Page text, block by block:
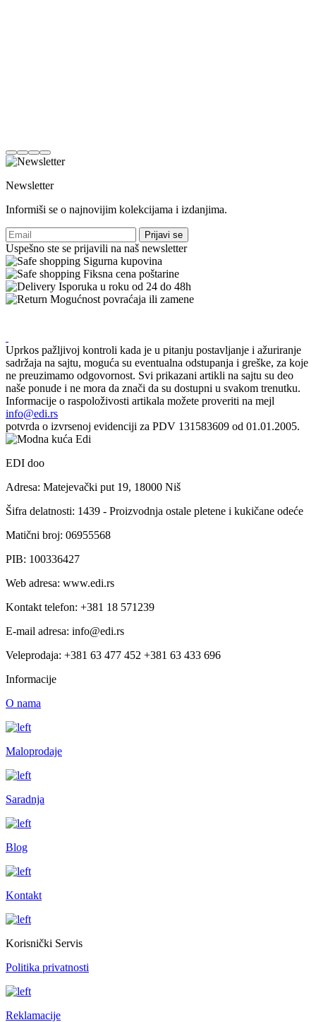
Newsletter
Informiši se o najnovijim kolekcijama i izdanjima.
Prijavi se
Uspešno ste se prijavili na naš newsletter
Sigurna kupovina
Fiksna cena poštarine
Isporuka u roku od 24 do 48h
Mogućnost povraćaja ili zamene
Uprkos pažljivoj kontroli kada je u pitanju postavljanje i ažuriranje
sadržaja na sajtu, moguća su eventualna odstupanja i greške, za koje
ne preuzimamo odgovornost. Svi prikazani artikli na sajtu su deo
naše ponude i ne mora da znači da su dostupni u svakom trenutku.
Informacije o raspoloživosti artikala možete proveriti na mejl
info@edi.rs
potvrda o izvrsenoj evidenciji za PDV 131583609 od 01.01.2005.
EDI doo
Adresa: Matejevački put 19, 18000 Niš
Šifra delatnosti: 1439 - Proizvodnja ostale pletene i kukičane odeće
Matični broj: 06955568
PIB: 100336427
Web adresa: www.edi.rs
Kontakt telefon: +381 18 571239
E-mail adresa: info@edi.rs
Veleprodaja: +381 63 477 452 +381 63 433 696
Informacije
O nama
Maloprodaje
Saradnja
Blog
Kontakt
Korisnički Servis
Politika privatnosti
Reklamacije